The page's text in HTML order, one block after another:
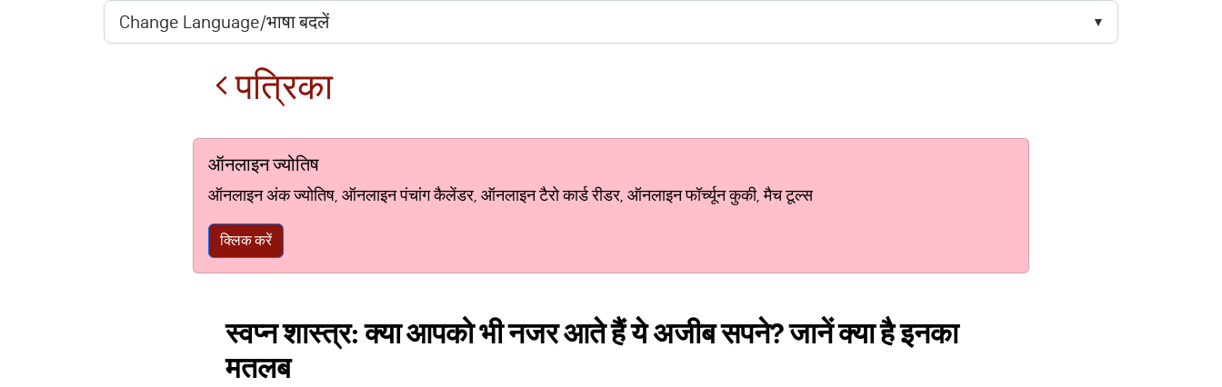
पत्रिका
ऑनलाइन ज्योतिष
ऑनलाइन अंक ज्योतिष, ऑनलाइन पंचांग कैलेंडर, ऑनलाइन टैरो कार्ड रीडर, ऑनलाइन फॉर्च्यून कुकी, मैच टूल्स
क्लिक करें
स्वप्न शास्त्र: क्या आपको भी नजर आते हैं ये अजीब सपने? जानें क्या है इनका
मतलब